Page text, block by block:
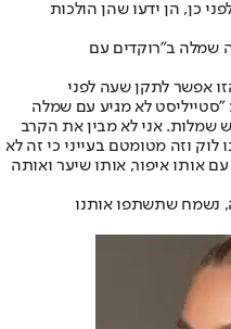
כן, הן ידעו שהן הולכות
שמלה ב"רוקדים עם
אפשר לתקן שעה לפני
"סטייליסט לא מגיע עם שמלה
שמלות. אני לא מבין את הקרב
לוק וזה מטומטם בעייני כי זה לא
אותו איפור, אותו שיער ואותה
נשמח שתשתפו אותנו